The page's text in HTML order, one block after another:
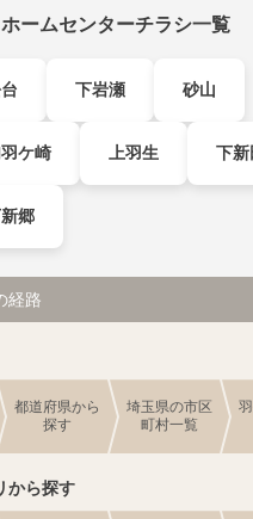
ームセンターチラシ一覧
下岩瀬 砂山
ケ崎 上羽生 下新
郷
経路
都道府県から
探す
埼玉県の市区
町村一覧
から探す